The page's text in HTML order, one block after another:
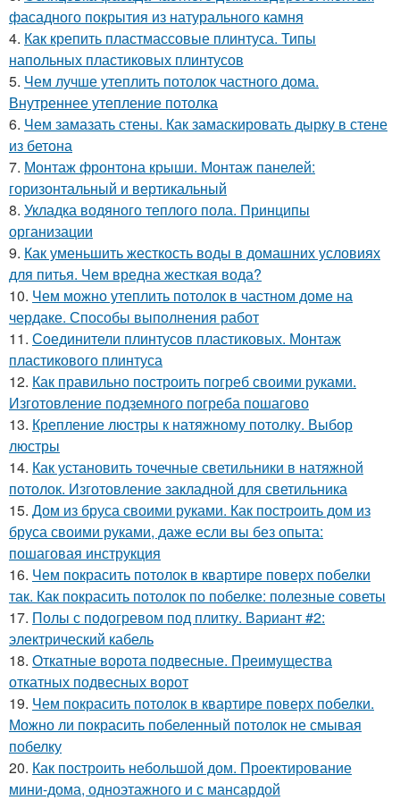
фасадного покрытия из натурального камня
4. Как крепить пластмассовые плинтуса. Типы
напольных пластиковых плинтусов
5. Чем лучше утеплить потолок частного дома.
Внутреннее утепление потолка
6. Чем замазать стены. Как замаскировать дырку в стене
из бетона
7. Монтаж фронтона крыши. Монтаж панелей:
горизонтальный и вертикальный
8. Укладка водяного теплого пола. Принципы
организации
9. Как уменьшить жесткость воды в домашних условиях
для питья. Чем вредна жесткая вода?
10. Чем можно утеплить потолок в частном доме на
чердаке. Способы выполнения работ
11. Соединители плинтусов пластиковых. Монтаж
пластикового плинтуса
12. Как правильно построить погреб своими руками.
Изготовление подземного погреба пошагово
13. Крепление люстры к натяжному потолку. Выбор
люстры
14. Как установить точечные светильники в натяжной
потолок. Изготовление закладной для светильника
15. Дом из бруса своими руками. Как построить дом из
бруса своими руками, даже если вы без опыта:
пошаговая инструкция
16. Чем покрасить потолок в квартире поверх побелки
так. Как покрасить потолок по побелке: полезные советы
17. Полы с подогревом под плитку. Вариант #2:
электрический кабель
18. Откатные ворота подвесные. Преимущества
откатных подвесных ворот
19. Чем покрасить потолок в квартире поверх побелки.
Можно ли покрасить побеленный потолок не смывая
побелку
20. Как построить небольшой дом. Проектирование
мини-дома, одноэтажного и с мансардой